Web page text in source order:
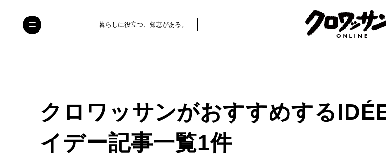
暮らしに役立つ、知恵がある。
クロワッサンがおすすめする
イデー記事一覧1件